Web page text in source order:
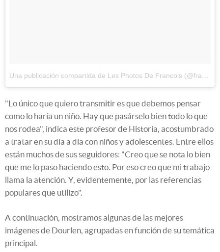
Una publicación compartida de Les Photos De Francois (@francoisdourlen)
"Lo único que quiero transmitir es que debemos pensar
como lo haría un niño. Hay que pasárselo bien todo lo que
nos rodea", indica este profesor de Historia, acostumbrado
a tratar en su día a día con niños y adolescentes. Entre ellos
están muchos de sus seguidores: "Creo que se nota lo bien
que me lo paso haciendo esto. Por eso creo que mi trabajo
llama la atención. Y, evidentemente, por las referencias
populares que utilizo".
A continuación, mostramos algunas de las mejores
imágenes de Dourlen, agrupadas en función de su temática
principal.